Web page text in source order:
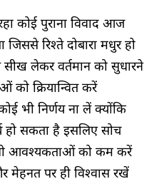
कोई पुराना विवाद आज
रिश्ते दोबारा मधुर हो
लेकर वर्तमान को सुधारने
क्रियान्वित करें
भी निर्णय ना लें क्योंकि
सकता है इसलिए सोच
आवश्यकताओं को कम करें
मेहनत पर ही विश्वास रखें